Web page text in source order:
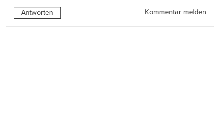
Antworten Kommentar melden